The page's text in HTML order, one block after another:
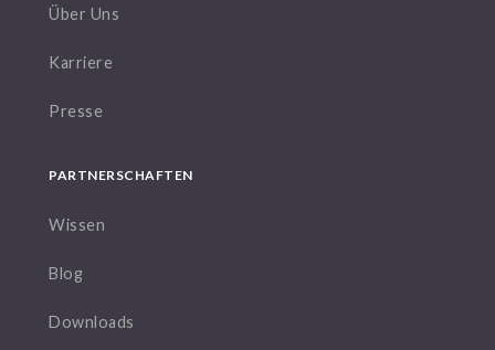
Über Uns
Karriere
Presse
PARTNERSCHAFTEN
Wissen
Blog
Downloads